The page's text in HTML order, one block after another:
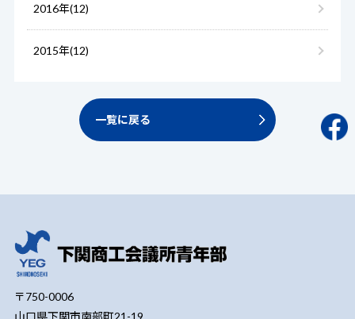
2016年(12)
2015年(12)
一覧に戻る
〒750-0006
山口県下関市南部町21-19